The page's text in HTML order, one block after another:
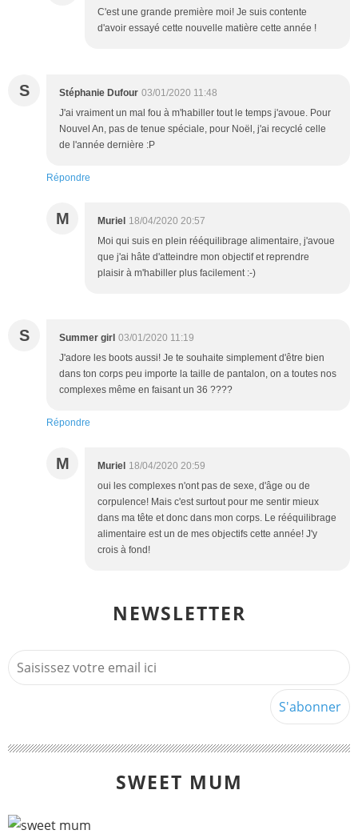
C'est une grande première moi! Je suis contente
d'avoir essayé cette nouvelle matière cette année !
S Stéphanie Dufour 03/01/2020 11:48
J'ai vraiment un mal fou à m'habiller tout le temps j'avoue. Pour
Nouvel An, pas de tenue spéciale, pour Noël, j'ai recyclé celle
de l'année dernière :P
Répondre
M Muriel 18/04/2020 20:57
Moi qui suis en plein rééquilibrage alimentaire, j'avoue
que j'ai hâte d'atteindre mon objectif et reprendre
plaisir à m'habiller plus facilement :-)
S Summer girl 03/01/2020 11:19
J'adore les boots aussi! Je te souhaite simplement d'être bien
dans ton corps peu importe la taille de pantalon, on a toutes nos
complexes même en faisant un 36 ????
Répondre
M Muriel 18/04/2020 20:59
oui les complexes n'ont pas de sexe, d'âge ou de
corpulence! Mais c'est surtout pour me sentir mieux
dans ma tête et donc dans mon corps. Le rééquilibrage
alimentaire est un de mes objectifs cette année! J'y
crois à fond!
NEWSLETTER
SWEET MUM